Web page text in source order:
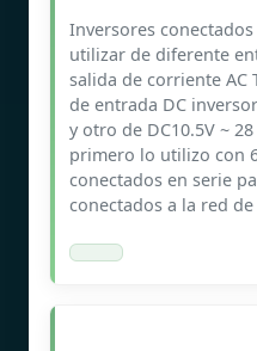
Inversores
utilizar de diferente
salida de corriente AC
de entrada DC
y otro de DC10.5V ~ 28
primero lo utilizo con
conectados en serie
conectados a la red de